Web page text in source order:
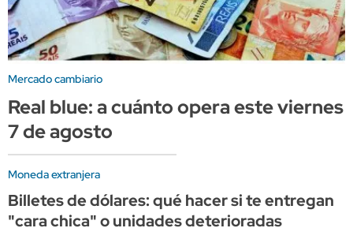
Mercado cambiario
Real blue: a cuánto opera este viernes
7 de agosto
Moneda extranjera
Billetes de dólares: qué hacer si te entregan
"cara chica" o unidades deterioradas